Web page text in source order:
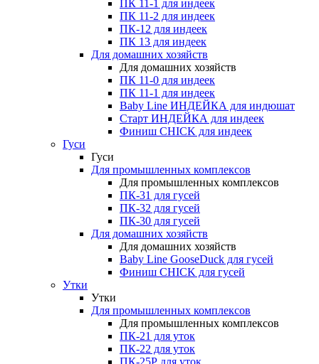
ПК 11-1 для индеек
ПК 11-2 для индеек
ПК-12 для индеек
ПК 13 для индеек
Для домашних хозяйств
Для домашних хозяйств
ПК 11-0 для индеек
ПК 11-1 для индеек
Baby Line ИНДЕЙКА для индюшат
Старт ИНДЕЙКА для индеек
Финиш CHICK для индеек
Гуси
Гуси
Для промышленных комплексов
Для промышленных комплексов
ПК-31 для гусей
ПК-32 для гусей
ПК-30 для гусей
Для домашних хозяйств
Для домашних хозяйств
Baby Line GooseDuck для гусей
Финиш CHICK для гусей
Утки
Утки
Для промышленных комплексов
Для промышленных комплексов
ПК-21 для уток
ПК-22 для уток
ПК-25Р для уток